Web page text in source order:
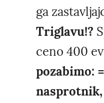
ga
Triglavu!?
ceno 400
pozabimo:
nasprotnik,